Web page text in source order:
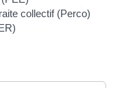
collectif (Perco)